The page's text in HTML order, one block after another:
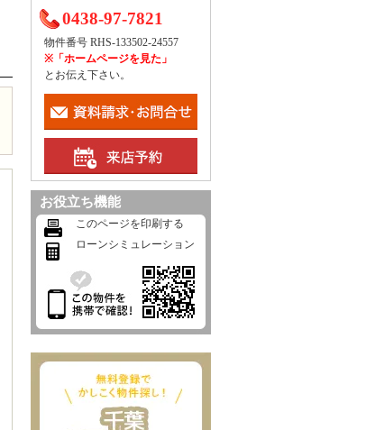
0438-97-7821
物件番号 RHS-133502-24557
※「ホームページを見た」
とお伝え下さい。
お役立ち機能
このページを印刷する
ローンシミュレーション